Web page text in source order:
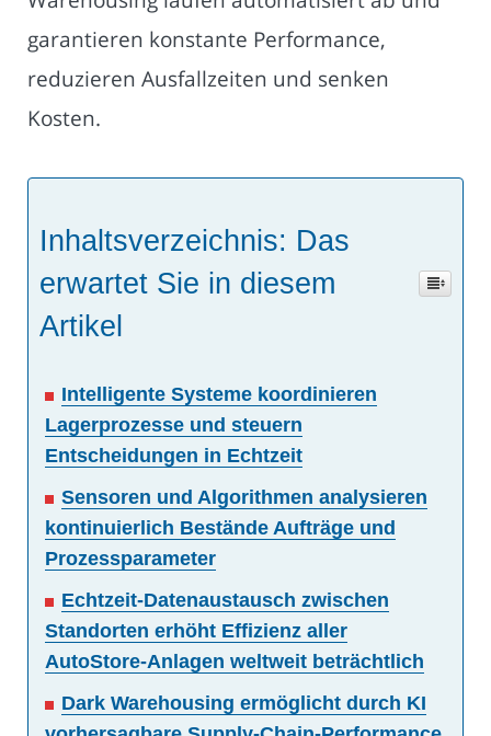
garantieren konstante Performance,
reduzieren Ausfallzeiten und senken
Kosten.
Inhaltsverzeichnis: Das
erwartet Sie in diesem
Artikel
Intelligente Systeme koordinieren
Lagerprozesse und steuern
Entscheidungen in Echtzeit
Sensoren und Algorithmen analysieren
kontinuierlich Bestände Aufträge und
Prozessparameter
Echtzeit-Datenaustausch zwischen
Standorten erhöht Effizienz aller
AutoStore-Anlagen weltweit beträchtlich
Dark Warehousing ermöglicht durch KI